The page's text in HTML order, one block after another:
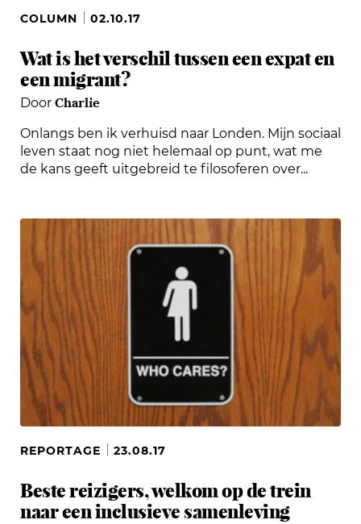
COLUMN 02.10.17
Wat is het verschil tussen een expat en
een migrant?
Door Charlie
Onlangs ben ik verhuisd naar Londen. Mijn sociaal
leven staat nog niet helemaal op punt, wat me
de kans geeft uitgebreid te filosoferen over...
REPORTAGE 23.08.17
Beste reizigers, welkom op de trein
naar een inclusieve samenleving